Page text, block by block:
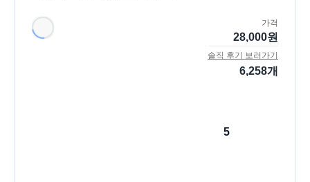
가격
28,000원
솔직 후기 보러가기
6,258개
5